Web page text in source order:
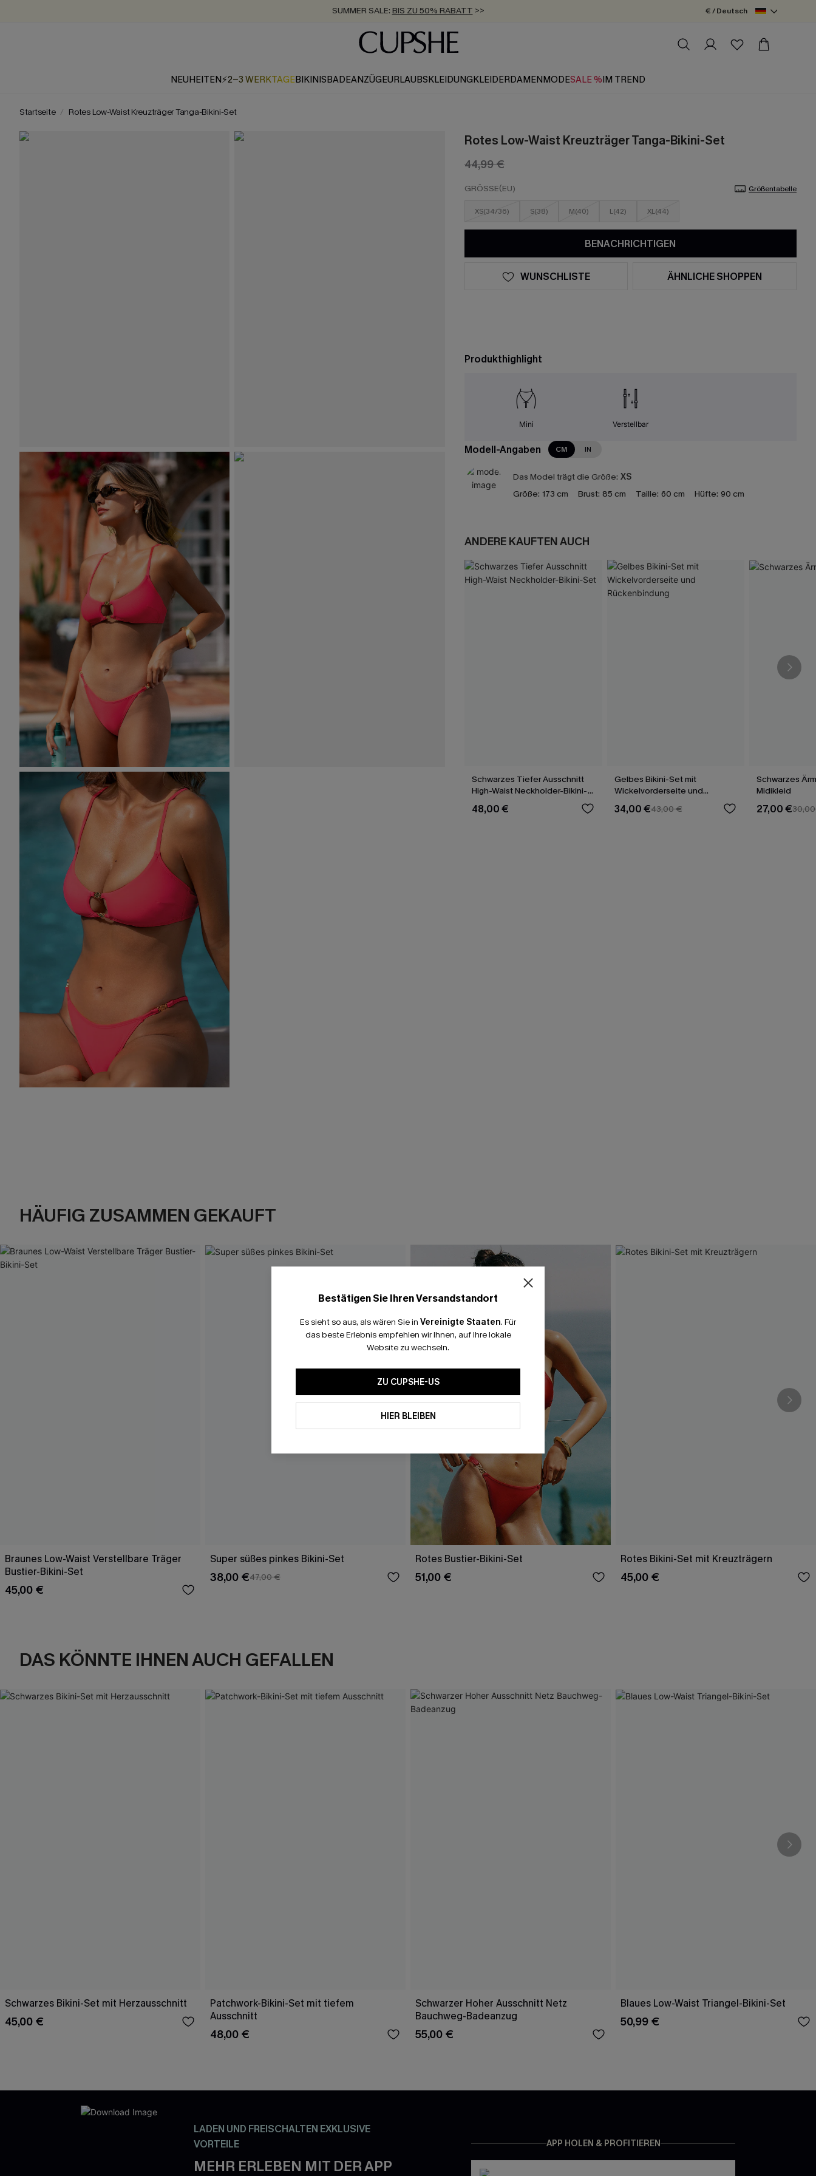
SUMMER SALE: BIS ZU 50% RABATT >>
ZUM NEWSLETTER:BIS ZU -20% EXTRA ERHALTEN
KOSTENLOSER VERSAND AB 89 €
€ / Deutsch
NEUHEITEN⚡2-3 WERKTAGEBIKINISBADEANZÜGEURLAUBSKLEIDUNGKLEIDERDAMENMODESALE %IM TREND
Startseite Rotes Low-Waist Kreuzträger Tanga-Bikini-Set
Rotes Low-Waist Kreuzträger Tanga-Bikini-Set
44,99 €
GRÖSSE(EU) Größentabelle
XS(34/36) S(38) M(40) L(42) XL(44)
BENACHRICHTIGEN
WUNSCHLISTE ÄHNLICHE SHOPPEN
Produkthighlight
Mini Verstellbar
Modell-Angaben CM IN
Das Model trägt die Größe: XS
Größe: 173 cm Brust: 85 cm Taille: 60 cm Hüfte: 90 cm
ANDERE KAUFTEN AUCH
Schwarzes Tiefer Ausschnitt
High-Waist Neckholder-Bikini-
Set
48,00 €
Gelbes Bikini-Set mit
Wickelvorderseite und
Rückenbindung
34,00 €43,00 €
Schwarzes
Midikleid
27,00 €
HÄUFIG ZUSAMMEN GEKAUFT
Braunes Low-Waist Verstellbare Träger
Bustier-Bikini-Set
45,00 €
Super süßes pinkes Bikini-Set
38,00 €47,00 €
Rotes Bustier-Bikini-Set
51,00 €
Rotes Bikini-Set mit Kreuzträgern
45,00 €
DAS KÖNNTE IHNEN AUCH GEFALLEN
Schwarzes Bikini-Set mit Herzausschnitt
45,00 €
Patchwork-Bikini-Set mit tiefem
Ausschnitt
48,00 €
Schwarzer Hoher Ausschnitt Netz
Bauchweg-Badeanzug
55,00 €
Blaues Low-Waist Triangel-Bikini-Set
50,99 €
LADEN UND FREISCHALTEN EXKLUSIVE
VORTEILE
MEHR ERLEBEN MIT DER APP
APP HOLEN & PROFITIEREN
Bestätigen Sie Ihren Versandstandort
Es sieht so aus, als wären Sie in Vereinigte Staaten. Für
das beste Erlebnis empfehlen wir Ihnen, auf Ihre lokale
Website zu wechseln.
ZU CUPSHE-US
HIER BLEIBEN